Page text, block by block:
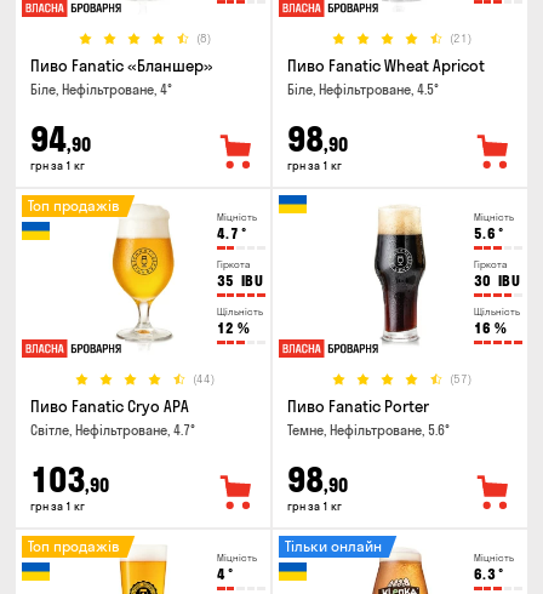
(8)
Пиво Fanatic «Бланшер»
Біле, Нефільтроване, 4°
94,90
грн за 1 кг
(21)
Пиво Fanatic Wheat Apricot
Біле, Нефільтроване, 4.5°
98,90
грн за 1 кг
Міцність
4.7 °
Гіркота
35 IBU
Щільність
12 %
(44)
Топ продажів
Пиво Fanatic Cryo APA
Світле, Нефільтроване, 4.7°
103,90
грн за 1 кг
Міцність
5.6 °
Гіркота
30 IBU
Щільність
16 %
(57)
Пиво Fanatic Porter
Темне, Нефільтроване, 5.6°
98,90
грн за 1 кг
Міцність
4°
Топ продажів
Міцність
6.3°
Тільки онлайн